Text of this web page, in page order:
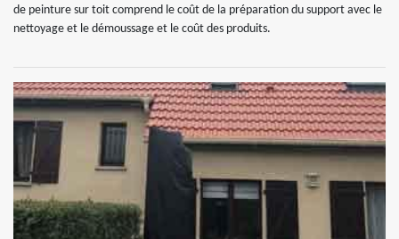
de peinture sur toit comprend le coût de la préparation du support avec le
nettoyage et le démoussage et le coût des produits.